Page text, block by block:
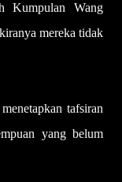
Kumpulan Wang
mereka tidak
tafsiran
yang belum